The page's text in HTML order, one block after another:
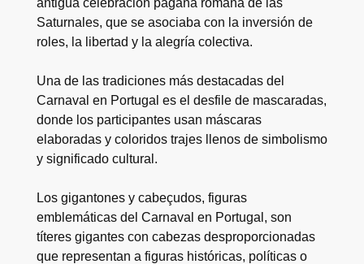
Saturnales, que se asociaba con la inversión de
roles, la libertad y la alegría colectiva.
Una de las tradiciones más destacadas del
Carnaval en Portugal es el desfile de mascaradas,
donde los participantes usan máscaras
elaboradas y coloridos trajes llenos de simbolismo
y significado cultural.
Los gigantones y cabeçudos, figuras
emblemáticas del Carnaval en Portugal, son
títeres gigantes con cabezas desproporcionadas
que representan a figuras históricas, políticas o